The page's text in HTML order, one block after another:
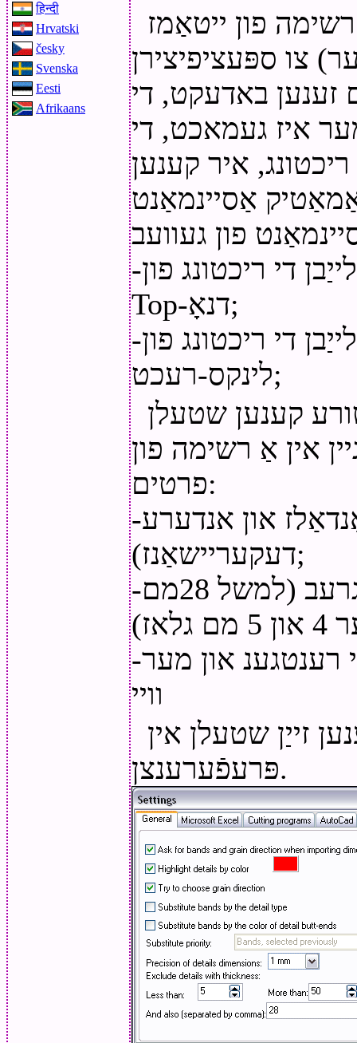
हिन्दी
Hrvatski
česky
Svenska
Eesti
Afrikaans
פון ייטאַמז
צו ספּעציפיצירן
זענען באדעקט, די
איז געמאכט, די
איר קענען
אַסיינמאַנט
-פֿאַר ווערטיקאַל קאַמפּאָונאַנץ - קלייַבן די ריכטונג פון
Top-דנאָ;
-פֿאַר האָריזאָנטאַל קאַמפּאָונאַנץ - קלייַבן די ריכטונג פון
לינקס-רעכט;
קענען שטעלן
אין אַ רשימה פון
פרטים:
-קליין פרטים (אַזאַ ווי טיר כאַנדאַלז און אנדערע
דעקעריישאַנז);
-פרטים פון אַ ספּעציפיש גרעב (למשל 28מם
-טיילן בעת אַ גרעב פון ווייניקער ווי רענטגענ און מער
וויי
זייַן שטעלן אין
פּרעפֿערענצן.